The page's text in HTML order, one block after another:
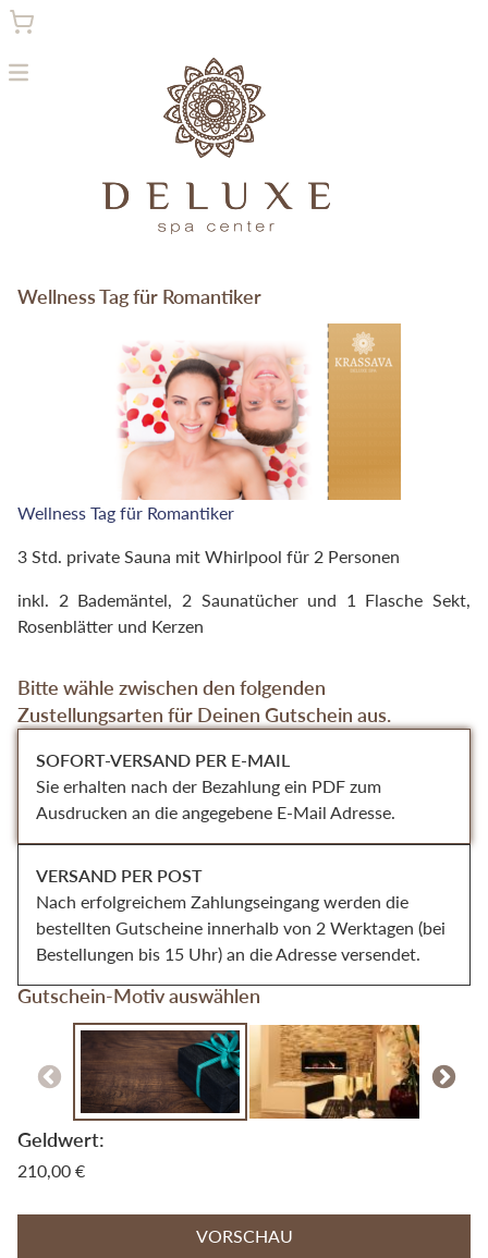
Menu
SPA PAKETE
MASSAGEGUTSCHEINE
KOSMETIKGUTSCHEINE
WERTGUTSCHEINE
Wellness Tag für Romantiker
Wellness Tag für Romantiker
3 Std. private Sauna mit Whirlpool für 2 Personen
inkl. 2 Bademäntel, 2 Saunatücher und 1 Flasche Sekt,
Rosenblätter und Kerzen
Bitte wähle zwischen den folgenden
Zustellungsarten für Deinen Gutschein aus.
SOFORT-VERSAND PER E-MAIL
Sie erhalten nach der Bezahlung ein PDF zum
Ausdrucken an die angegebene E-Mail Adresse.
VERSAND PER POST
Nach erfolgreichem Zahlungseingang werden die
bestellten Gutscheine innerhalb von 2 Werktagen (bei
Bestellungen bis 15 Uhr) an die Adresse versendet.
Gutschein-Motiv auswählen
Geldwert:
210,00 €
VORSCHAU